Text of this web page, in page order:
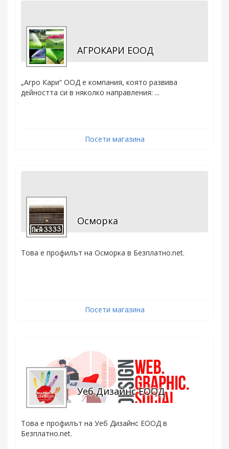
АГРОКАРИ ЕООД
„Агро Кари“ ООД е компания, която развива
дейността си в няколко направления: ...
Посети магазина
Осморка
Това е профилът на Осморка в Безплатно.net.
Посети магазина
Уеб Дизайнс ЕООД
Това е профилът на Уеб Дизайнс ЕООД в
Безплатно.net.